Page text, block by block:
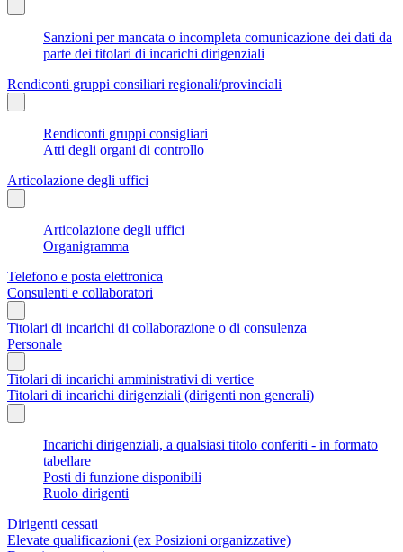
Sanzioni per mancata o incompleta comunicazione dei dati da
parte dei titolari di incarichi dirigenziali
Rendiconti gruppi consiliari regionali/provinciali
Rendiconti gruppi consigliari
Atti degli organi di controllo
Articolazione degli uffici
Articolazione degli uffici
Organigramma
Telefono e posta elettronica
Consulenti e collaboratori
Titolari di incarichi di collaborazione o di consulenza
Personale
Titolari di incarichi amministrativi di vertice
Titolari di incarichi dirigenziali (dirigenti non generali)
Incarichi dirigenziali, a qualsiasi titolo conferiti - in formato
tabellare
Posti di funzione disponibili
Ruolo dirigenti
Dirigenti cessati
Elevate qualificazioni (ex Posizioni organizzative)